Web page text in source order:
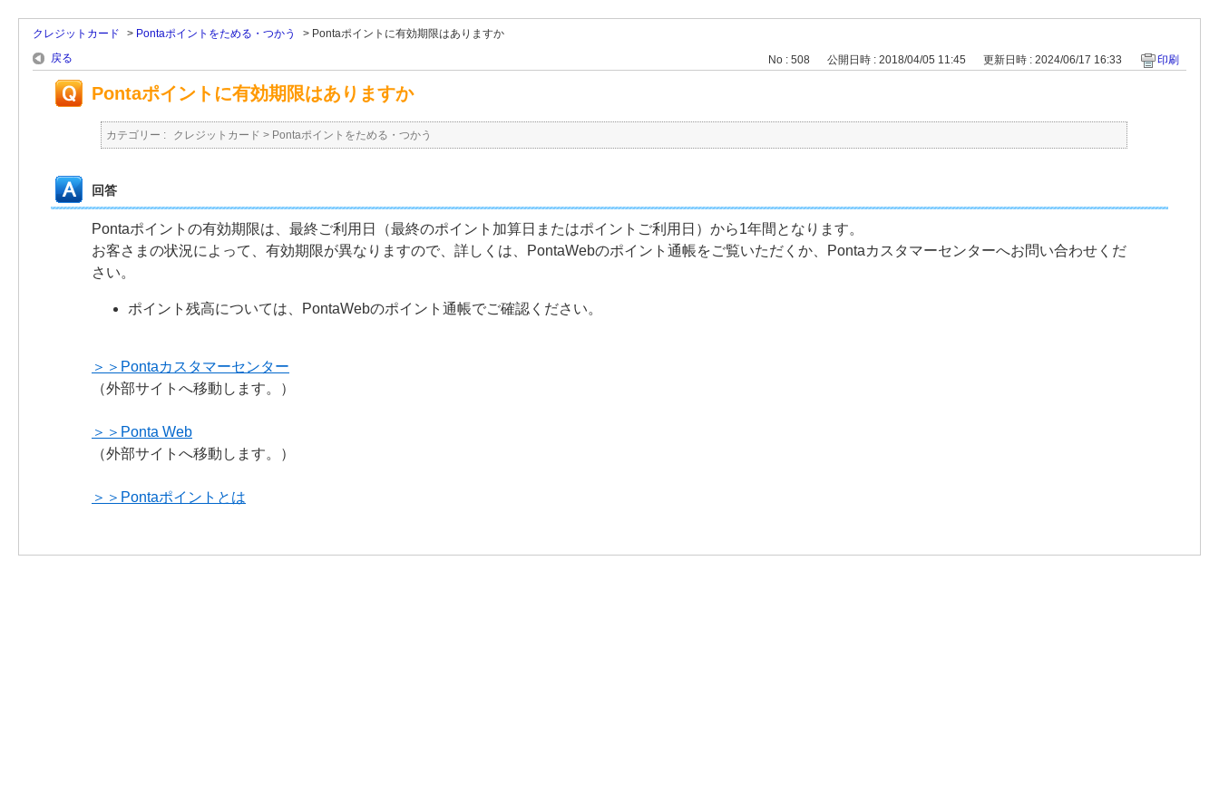
クレジットカード > Pontaポイントをためる・つかう > Pontaポイントに有効期限はありますか
戻る
No : 508 公開日時 : 2018/04/05 11:45 更新日時 : 2024/06/17 16:33 印刷
Pontaポイントに有効期限はありますか
カテゴリー : クレジットカード > Pontaポイントをためる・つかう
回答
Pontaポイントの有効期限は、最終ご利用日（最終のポイント加算日またはポイントご利用日）から1年間となります。
お客さまの状況によって、有効期限が異なりますので、詳しくは、PontaWebのポイント通帳をご覧いただくか、Pontaカスタマーセンターへお問い合わせくだ
さい。
ポイント残高については、PontaWebのポイント通帳でご確認ください。
＞＞Pontaカスタマーセンター
（外部サイトへ移動します。）
＞＞Ponta Web
（外部サイトへ移動します。）
＞＞Pontaポイントとは